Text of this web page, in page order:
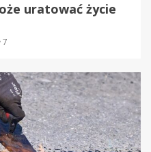
uratować życie
7